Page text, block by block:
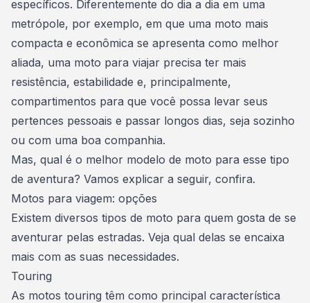
específicos. Diferentemente do dia a dia em uma
metrópole, por exemplo, em que uma moto mais
compacta e econômica se apresenta como melhor
aliada, uma moto para viajar precisa ter mais
resistência, estabilidade e, principalmente,
compartimentos para que você possa levar seus
pertences pessoais e passar longos dias, seja sozinho
ou com uma boa companhia.
Mas, qual é o melhor modelo de moto para esse tipo
de aventura? Vamos explicar a seguir, confira.
Motos para viagem: opções
Existem diversos tipos de moto para quem gosta de se
aventurar pelas estradas. Veja qual delas se encaixa
mais com as suas necessidades.
Touring
As motos touring têm como principal característica